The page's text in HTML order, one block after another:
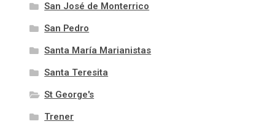
San José de Monterrico
San Pedro
Santa María Marianistas
Santa Teresita
St George's
Trener